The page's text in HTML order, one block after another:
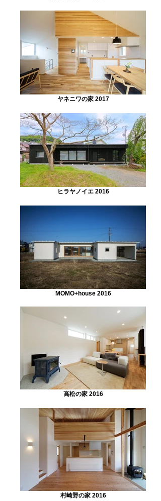
ヤネニワの家 2017
ヒラヤノイエ 2016
MOMO+house 2016
高松の家 2016
村崎野の家 2016